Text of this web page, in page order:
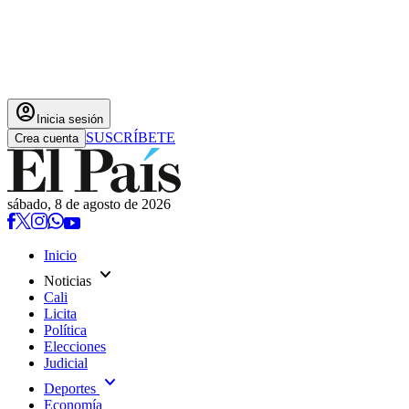
account_circle Inicia sesión
Crea cuenta SUSCRÍBETE
sábado, 8 de agosto de 2026
Inicio
Noticias expand_more
Cali
Licita
Política
Elecciones
Judicial
Deportes expand_more
Economía